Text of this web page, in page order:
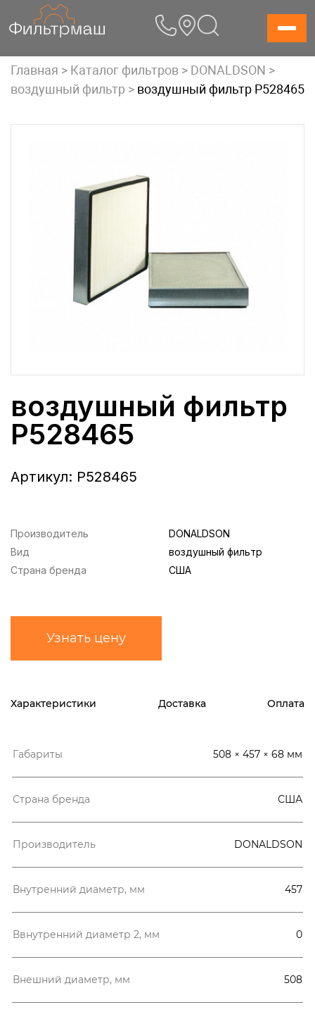
to
Главная > Каталог фильтров > DONALDSON >
воздушный фильтр > воздушный фильтр P528465
воздушный фильтр
P528465
Артикул: P528465
Производитель
DONALDSON
Вид
воздушный фильтр
Страна бренда
США
Узнать цену
Характеристики Доставка Оплата
Габариты 508 × 457 × 68 мм
Страна бренда США
Производитель DONALDSON
Внутренний диаметр, мм 457
Ввнутренний диаметр 2, мм 0
Внешний диаметр, мм 508